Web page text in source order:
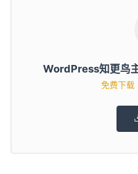
WordPress知更鸟
免费下载